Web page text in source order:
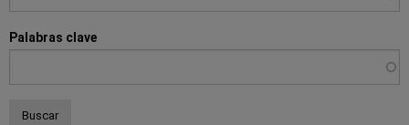
navegación
Palabras clave